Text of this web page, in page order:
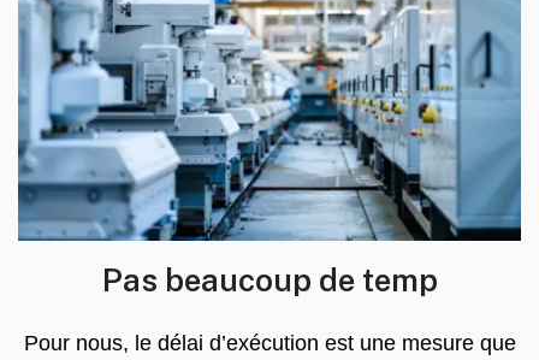
Pas beaucoup de temp
Pour nous, le délai d’exécution est une mesure que